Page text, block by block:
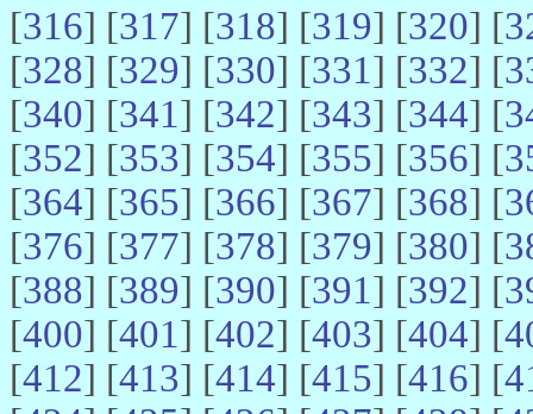
[316] [317] [318] [319] [320] [
[328] [329] [330] [331] [332] [
[340] [341] [342] [343] [344] [
[352] [353] [354] [355] [356] [
[364] [365] [366] [367] [368] [
[376] [377] [378] [379] [380] [
[388] [389] [390] [391] [392] [
[400] [401] [402] [403] [404] [
[412] [413] [414] [415] [416] [